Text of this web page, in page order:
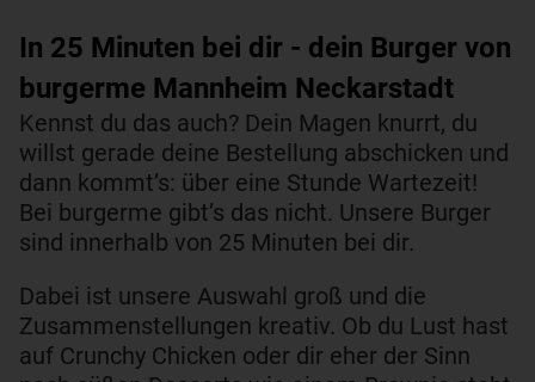
In 25 Minuten bei dir - dein Burger von
burgerme Mannheim Neckarstadt
Kennst du das auch? Dein Magen knurrt, du
willst gerade deine Bestellung abschicken und
dann kommt’s: über eine Stunde Wartezeit!
Bei burgerme gibt’s das nicht. Unsere Burger
sind innerhalb von 25 Minuten bei dir.
Dabei ist unsere Auswahl groß und die
Zusammenstellungen kreativ. Ob du Lust hast
auf Crunchy Chicken oder dir eher der Sinn